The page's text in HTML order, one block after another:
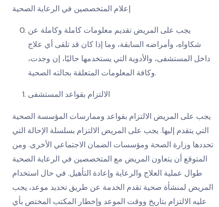
إعلام المتخصصين في الرعاية الصحية
يجب على المريض تقديم معلومات كاملة وكاملة عن
شكاواه، وأمراضه السابقة، وما إذا كان قد تلقى أي علاج
داخل المستشفى، والأدوية التي يستخدمها حاليًا، إن وجدت،
وكافة المعلومات المتعلقة بحالته الصحية.
الالتزام بقواعد المستشفى
يجب على المريض الالتزام بقواعد وممارسات المؤسسة الصحية
التي يتقدم إليها. يجب على المريض الالتزام بسلسلة الإحالة التي
تحددها وزارة الصحة ومؤسسات الضمان الاجتماعي الأخرى. ومن
المتوقع أن يتعاون المريض مع المتخصصين في الرعاية الصحية
طوال عملية العلاج والرعاية وإعادة التأهيل. في حال استخدام
المريض لمنشأة صحية تقدم الخدمة عن طريق تحديد موعد، يجب
عليه الالتزام بتاريخ ووقت الموعد وإخطار المكتب المختص بأي